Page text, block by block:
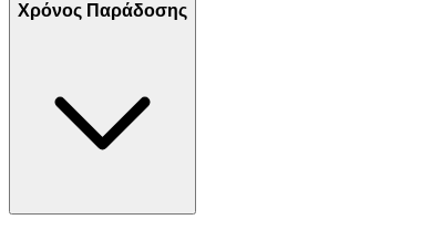
Χρόνος Παράδοσης